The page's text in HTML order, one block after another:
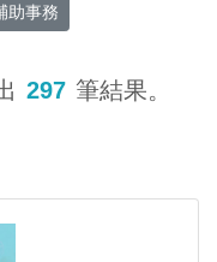
助事務
297 筆結果。